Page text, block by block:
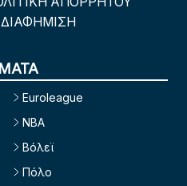
Euroleague
NBA
Βόλεϊ
Πόλο